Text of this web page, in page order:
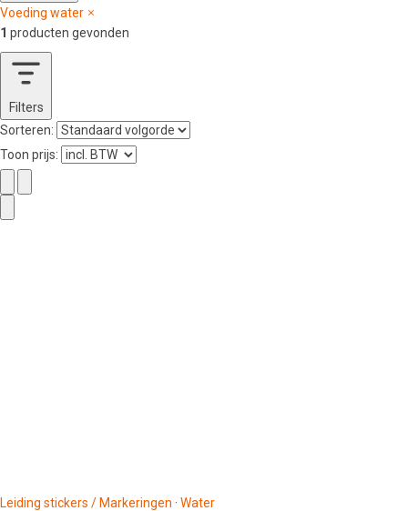
Voeding water
1 producten gevonden
Filters
Sorteren:
Toon prijs:
Leiding stickers / Markeringen · Water